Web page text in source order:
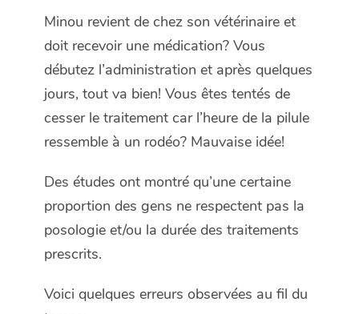
Minou revient de chez son vétérinaire et
doit recevoir une médication? Vous
débutez l’administration et après quelques
jours, tout va bien! Vous êtes tentés de
cesser le traitement car l’heure de la pilule
ressemble à un rodéo? Mauvaise idée!
Des études ont montré qu’une certaine
proportion des gens ne respectent pas la
posologie et/ou la durée des traitements
prescrits.
Voici quelques erreurs observées au fil du